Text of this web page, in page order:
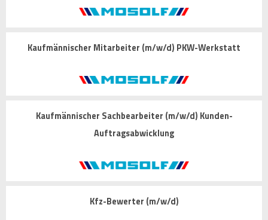
Kaufmännischer Mitarbeiter (m/w/d) PKW-Werkstatt
Kaufmännischer Sachbearbeiter (m/w/d) Kunden-
Auftragsabwicklung
Kfz-Bewerter (m/w/d)